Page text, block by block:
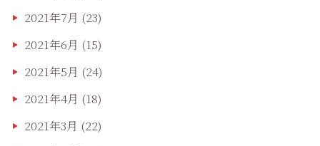
2021年7月 (23)
2021年6月 (15)
2021年5月 (24)
2021年4月 (18)
2021年3月 (22)